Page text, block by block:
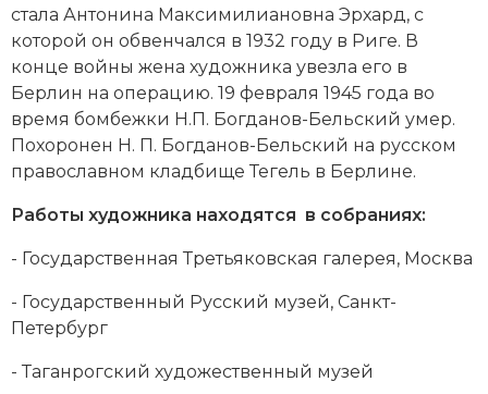
стала Антонина Максимилиановна Эрхард, с
которой он обвенчался в 1932 году в Риге. В
конце войны жена художника увезла его в
Берлин на операцию. 19 февраля 1945 года во
время бомбежки Н.П. Богданов-Бельский умер.
Похоронен Н. П. Богданов-Бельский на русском
православном кладбище Тегель в Берлине.
Работы художника находятся в собраниях:
- Государственная Третьяковская галерея, Москва
- Государственный Русский музей, Санкт-
Петербург
- Таганрогский художественный музей